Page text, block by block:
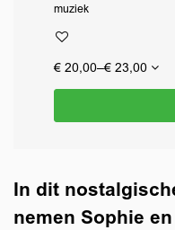
muziek
€ 20,00–€ 23,00
In dit
nemen Sophie